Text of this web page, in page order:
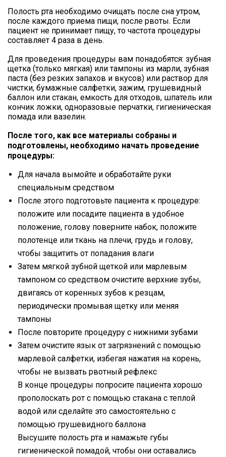
Полость рта необходимо очищать после сна утром,
после каждого приема пищи, после рвоты. Если
пациент не принимает пищу, то частота процедуры
составляет 4 раза в день.
Для проведения процедуры вам понадобятся: зубная
щетка (только мягкая) или тампоны из марли, зубная
паста (без резких запахов и вкусов) или раствор для
чистки, бумажные салфетки, зажим, грушевидный
баллон или стакан, емкость для отходов, шпатель или
кончик ложки, одноразовые перчатки, гигиеническая
помада или вазелин.
После того, как все материалы собраны и
подготовлены, необходимо начать проведение
процедуры:
Для начала вымойте и обработайте руки
специальным средством
После этого подготовьте пациента к процедуре:
положите или посадите пациента в удобное
положение, голову поверните набок, положите
полотенце или ткань на плечи, грудь и голову,
чтобы защитить от попадания влаги
Затем мягкой зубной щеткой или марлевым
тампоном со средством очистите верхние зубы,
двигаясь от коренных зубов к резцам,
периодически промывая щетку или меняя
тампоны
После повторите процедуру с нижними зубами
Затем очистите язык от загрязнений с помощью
марлевой салфетки, избегая нажатия на корень,
чтобы не вызвать рвотный рефлекс
В конце процедуры попросите пациента хорошо
прополоскать рот с помощью стакана с теплой
водой или сделайте это самостоятельно с
помощью грушевидного баллона
Высушите полость рта и намажьте губы
гигиенической помадой, чтобы они оставались